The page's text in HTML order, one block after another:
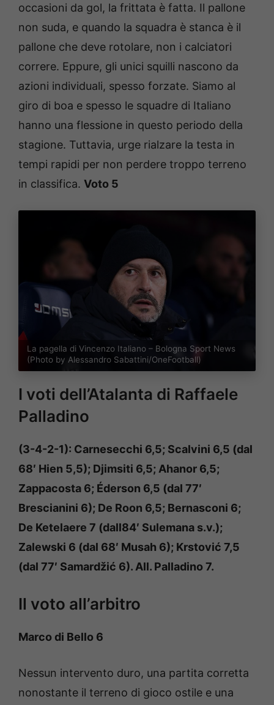
occasioni da gol, la frittata è fatta. Il pallone
non suda, e quando la squadra è stanca è il
pallone che deve rotolare, non i calciatori
correre. Eppure, gli unici squilli nascono da
azioni individuali, spesso forzate. Siamo al
giro di boa e spesso le squadre di Italiano
hanno una flessione in questo periodo della
stagione. Tuttavia, urge rialzare la testa in
tempi rapidi per non perdere troppo terreno
in classifica. Voto 5
La pagella di Vincenzo Italiano – Bologna Sport News
(Photo by Alessandro Sabattini/OneFootball)
I voti dell’Atalanta di Raffaele
Palladino
(3-4-2-1): Carnesecchi 6,5; Scalvini 6,5 (dal
68′ Hien 5,5); Djimsiti 6,5; Ahanor 6,5;
Zappacosta 6; Éderson 6,5 (dal 77′
Brescianini 6); De Roon 6,5; Bernasconi 6;
De Ketelaere 7 (dall84′ Sulemana s.v.);
Zalewski 6 (dal 68′ Musah 6); Krstović 7,5
(dal 77′ Samardžić 6). All. Palladino 7.
Il voto all’arbitro
Marco di Bello 6
Nessun intervento duro, una partita corretta
nonostante il terreno di gioco ostile e una